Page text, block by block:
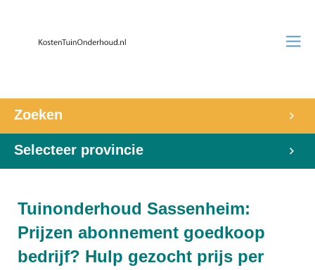
Zoeken
Selecteer provincie
Tuinonderhoud Sassenheim:
Prijzen abonnement goedkoop
bedrijf? Hulp gezocht prijs per